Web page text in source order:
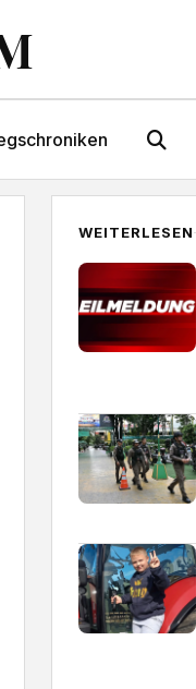
WEITERLESEN